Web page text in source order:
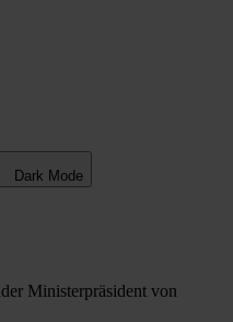
Dark Mode
Ministerpräsident von